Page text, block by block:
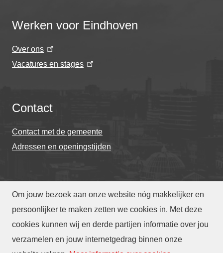
Om jouw bezoek aan onze website nóg makkelijker en
persoonlijker te maken zetten we cookies in. Met deze
cookies kunnen wij en derde partijen informatie over jou
verzamelen en jouw internetgedrag binnen onze
Werken voor Eindhoven
Over ons
Vacatures en stages
Contact
Contact met de gemeente
Adressen en openingstijden
© Gemeente Eindhoven 2026
Translate